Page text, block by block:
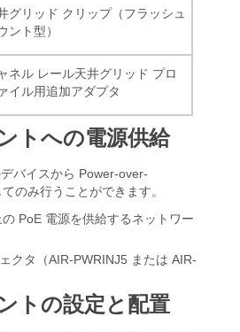
グリッド クリップ（フラッシュ
ント型）
ネル レール天井グリッド プロ
イル用追加アダプタ
トへの電源供給
バイスから Power-over-
のみ行うことができます。
PoE 電源を供給するネットワー
クタ（AIR-PWRINJ5 または AIR-
トの設定と配置